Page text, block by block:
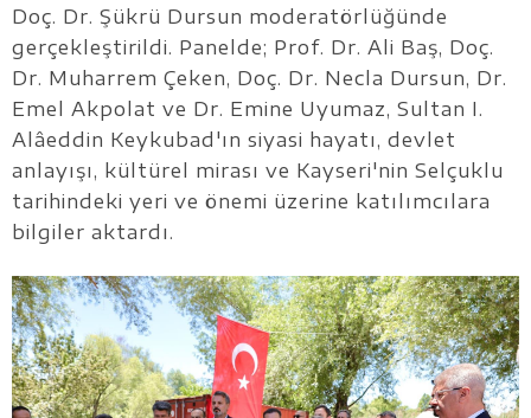
Doç. Dr. Şükrü Dursun moderatörlüğünde
gerçekleştirildi. Panelde; Prof. Dr. Ali Baş, Doç.
Dr. Muharrem Çeken, Doç. Dr. Necla Dursun, Dr.
Emel Akpolat ve Dr. Emine Uyumaz, Sultan I.
Alâeddin Keykubad'ın siyasi hayatı, devlet
anlayışı, kültürel mirası ve Kayseri'nin Selçuklu
tarihindeki yeri ve önemi üzerine katılımcılara
bilgiler aktardı.